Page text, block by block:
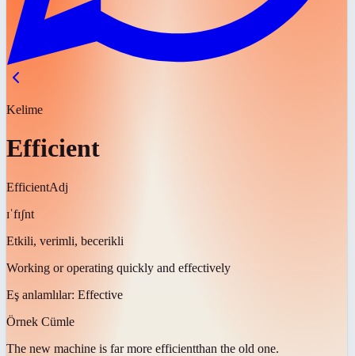
Kelime
Efficient
EfficientAdj
ɪˈfɪʃnt
Etkili, verimli, becerikli
Working or operating quickly and effectively
Eş anlamlılar: Effective
Örnek Cümle
The new machine is far more efficientthan the old one.